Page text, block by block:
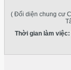
( Đối diện chung cư
Thời gian làm việc: